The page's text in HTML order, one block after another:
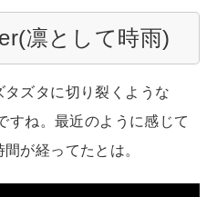
凛として時雨)
ズタに切り裂くような
すね。最近のように感じて
が経ってたとは。